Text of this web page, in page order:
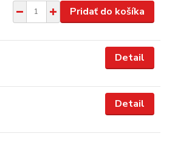
Pridať do košíka
Detail
Detail